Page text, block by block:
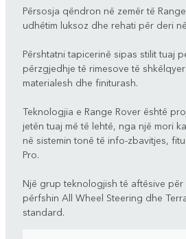
Përsosja qëndron në zemër të
udhëtim luksoz dhe rehati për deri
Përshtatni tapicerinë sipas stilit tuaj
përzgjedhje të rimesove të
materialesh dhe finiturash.
Teknologjia e Range Rover është
jetën tuaj më të lehtë, nga një mori
në sistemin tonë të info-zbavitjes,
Pro.
Një grup teknologjish të aftësive
përfshin All Wheel Steering dhe
standard.